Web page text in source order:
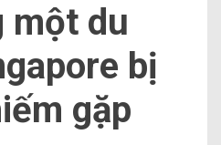
một du
bị
gặp